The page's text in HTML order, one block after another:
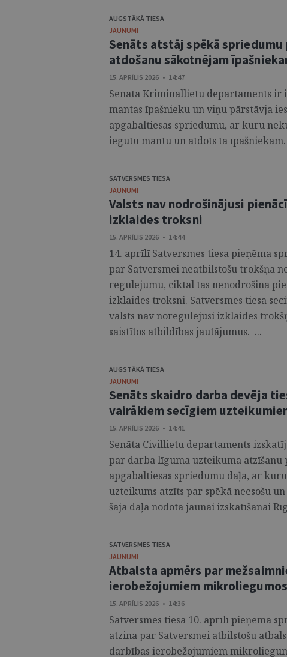
AUGSTĀKĀ TIESA
JAUNUMI
Senāts atstāj spēkā
atdošanu sākotnējam
15. APRĪLIS 2026 • 14:47
Senāta Krimināllietu departaments
mantas īpašnieku un viņu pārstāvja
apgabaltiesas spriedumu, ar kuru
iegūtu mantu un atdots tā
SATVERSMES TIESA
JAUNUMI
Valsts nav nodrošinājusi
izklaides troksni
15. APRĪLIS 2026 • 14:44
14. aprīlī Satversmes tiesa pieņēma
par Satversmei neatbilstošu trokšņa
regulējumu, ciktāl tas nenodrošina
izklaides troksni. Satversmes tiesa
valsts nav noregulējusi izklaides
saistītos atbildības jautājumus. ...
AUGSTĀKĀ TIESA
JAUNUMI
Senāts skaidro darba devēja
vairākiem secīgiem
15. APRĪLIS 2026 • 14:41
Senāta Civillietu departaments
par darba līguma uzteikuma atzīšanu
apgabaltiesas spriedumu daļā, ar
uzteikums atzīts par spēkā neesošu
šajā daļā nodota jaunai izskatīšanai
SATVERSMES TIESA
JAUNUMI
Atbalsta apmērs par
ierobežojumiem
15. APRĪLIS 2026 • 14:36
Satversmes tiesa 10. aprīlī pieņēma
atzina par Satversmei atbilstošu
darbības ierobežojumiem